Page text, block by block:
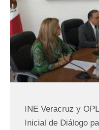
INE Veracruz y
Inicial de Diálogo